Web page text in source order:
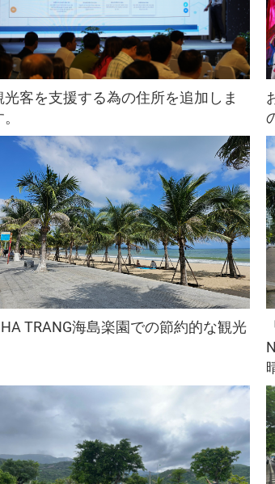
されていない
ているホステル
カラオケ - 映画館
喫茶店
バー
カラオケ
スパ
泥風呂
毎晩の舞台芸術
旅行援助
出荷情報
必要な情報 ニャチャンで
交通
その他の情報
nCovウイルスによって引き起こ
旅行統計
フォーム 報告フォーム
観光に関する行
観光に関する行政手続き
法的文書 旅行業界のドキュメント
旅行の書類
宿泊施設に関する書類
その他の書類
光客を支援する為の住所を追加しま
TRANG海島楽園での節約的な観光